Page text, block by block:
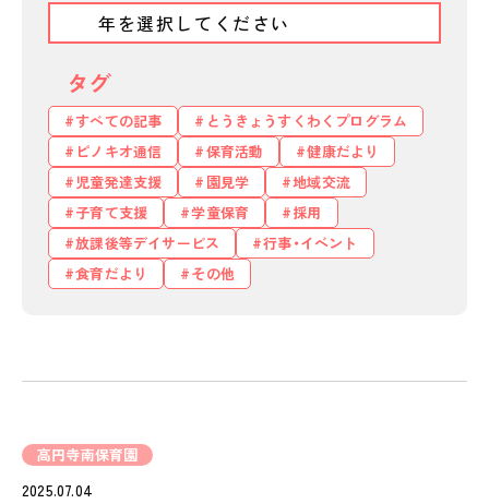
タグ
すべての記事
とうきょうすくわくプログラム
ピノキオ通信
保育活動
健康だより
児童発達支援
園見学
地域交流
子育て支援
学童保育
採用
放課後等デイサービス
行事・イベント
食育だより
その他
高円寺南保育園
2025.07.04